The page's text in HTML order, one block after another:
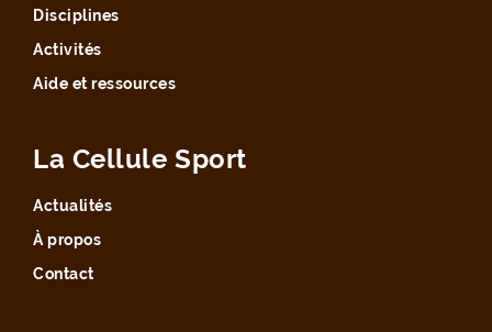
Disciplines
Activités
Aide et ressources
La Cellule Sport
Actualités
À propos
Contact